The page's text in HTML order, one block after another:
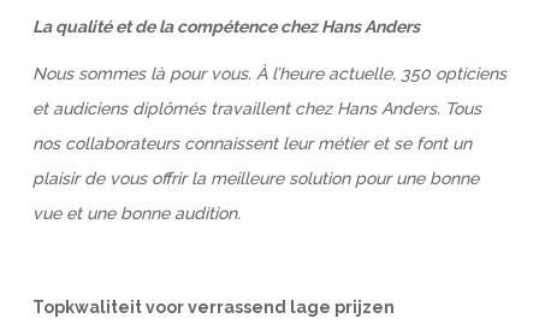
La qualité et de la compétence chez Hans Anders
Nous sommes là pour vous. À l’heure actuelle, 350 opticiens
et audiciens diplômés travaillent chez Hans Anders. Tous
nos collaborateurs connaissent leur métier et se font un
plaisir de vous offrir la meilleure solution pour une bonne
vue et une bonne audition.
Topkwaliteit voor verrassend lage prijzen